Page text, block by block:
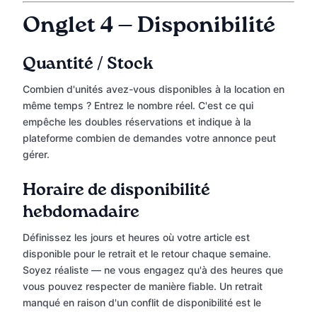
Onglet 4 — Disponibilité
Quantité / Stock
Combien d'unités avez-vous disponibles à la location en
même temps ? Entrez le nombre réel. C'est ce qui
empêche les doubles réservations et indique à la
plateforme combien de demandes votre annonce peut
gérer.
Horaire de disponibilité
hebdomadaire
Définissez les jours et heures où votre article est
disponible pour le retrait et le retour chaque semaine.
Soyez réaliste — ne vous engagez qu'à des heures que
vous pouvez respecter de manière fiable. Un retrait
manqué en raison d'un conflit de disponibilité est le